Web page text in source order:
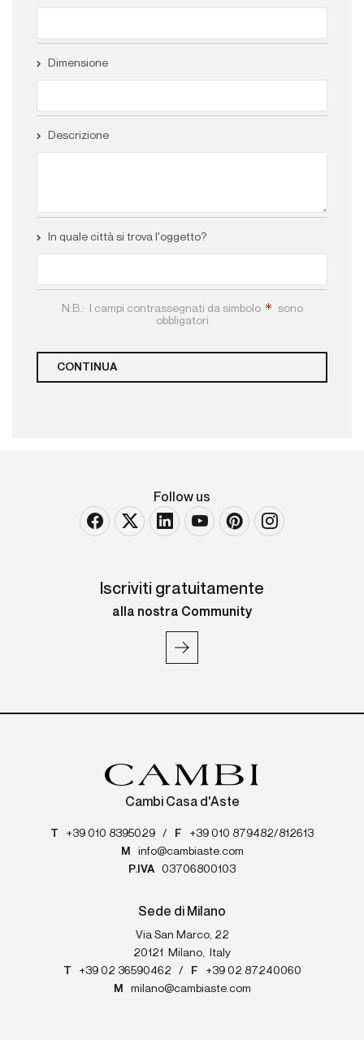
Dimensione
Descrizione
In quale città si trova l'oggetto?
N.B.: I campi contrassegnati da simbolo
sono
obbligatori
Follow us
Iscriviti gratuitamente
alla nostra Community
Cambi Casa d'Aste
T +39 010 8395029 / F
+39 010 879482/812613
M
info@cambiaste.com
P.IVA
03706800103
Sede di Milano
Via San Marco, 22
20121
Milano,
Italy
T
+39 02 36590462 / F
+39 02 87240060
M
milano@cambiaste.com